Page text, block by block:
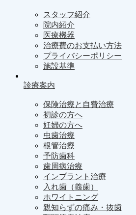
スタッフ紹介
院内紹介
医療機器
治療費のお支払い方法
プライバシーポリシー
施設基準
診療案内
保険治療と自費治療
初診の方へ
妊婦の方へ
虫歯治療
根管治療
予防歯科
歯周病治療
インプラント治療
入れ歯（義歯）
ホワイトニング
親知らずの痛み・抜歯